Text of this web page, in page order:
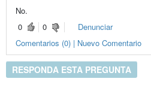
No.
0
0
Denunciar
Comentarios (0) | Nuevo Comentario
RESPONDA ESTA PREGUNTA